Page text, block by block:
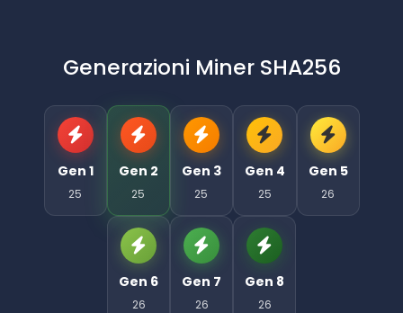
Generazioni Miner SHA256
Gen 1
25
Gen 2
25
Gen 3
25
Gen 4
25
Gen 5
26
Gen 6
26
Gen 7
26
Gen 8
26